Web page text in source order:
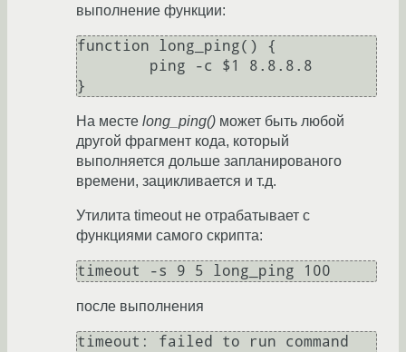
выполнение функции:
function long_ping() {
На месте long_ping() может быть любой
другой фрагмент кода, который
выполняется дольше запланированого
времени, зацикливается и т.д.
Утилита timeout не отрабатывает с
функциями самого скрипта:
после выполнения
timeout: failed to run command